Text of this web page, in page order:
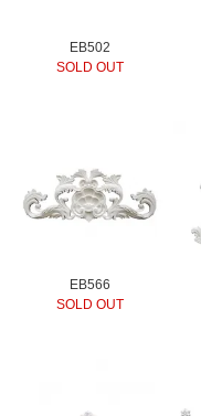
EB502
SOLD OUT
EB566
SOLD OUT